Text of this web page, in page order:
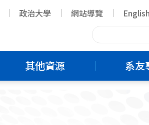
政治大學 網站導覽 English
其他資源 系友